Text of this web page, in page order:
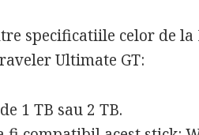
specificatiile celor de
Ultimate GT:
1 TB sau 2 TB.